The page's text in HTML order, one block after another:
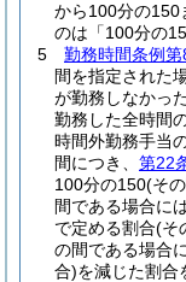
から100分の150
のは「100分の
5
勤務時間条例
間を指定された
が勤務しなかっ
勤務した全時間
時間外勤務手当
間につき、 第22
100分の150(そ
間である場合に
で定める割合(そ
の間である場合
合)を減じた割合